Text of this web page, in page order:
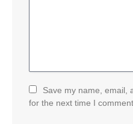
Save my name, email,
for the next time I comment.